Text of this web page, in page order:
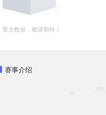
暂无数据，敬请期待！
赛事介绍